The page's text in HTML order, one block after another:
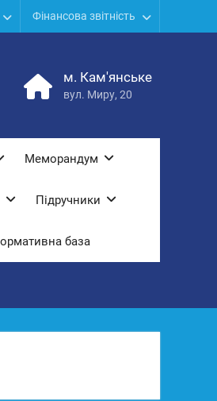
Фінансова звітність
м. Кам'янське
вул. Миру, 20
Меморандум
Підручники
база